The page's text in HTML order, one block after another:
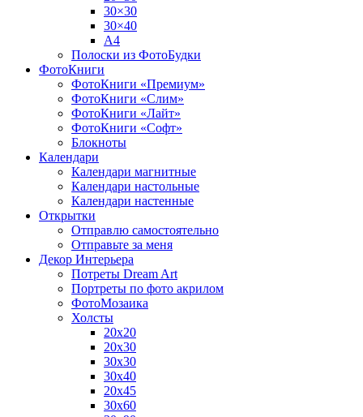
30×30
30×40
A4
Полоски из ФотоБудки
ФотоКниги
ФотоКниги «Премиум»
ФотоКниги «Слим»
ФотоКниги «Лайт»
ФотоКниги «Софт»
Блокноты
Календари
Календари магнитные
Календари настольные
Календари настенные
Открытки
Отправлю самостоятельно
Отправьте за меня
Декор Интерьера
Потреты Dream Art
Портреты по фото акрилом
ФотоМозаика
Холсты
20х20
20х30
30х30
30х40
20х45
30х60